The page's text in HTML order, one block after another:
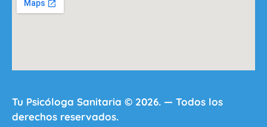
Tu Psicóloga Sanitaria © 2026. — Todos los
derechos reservados.